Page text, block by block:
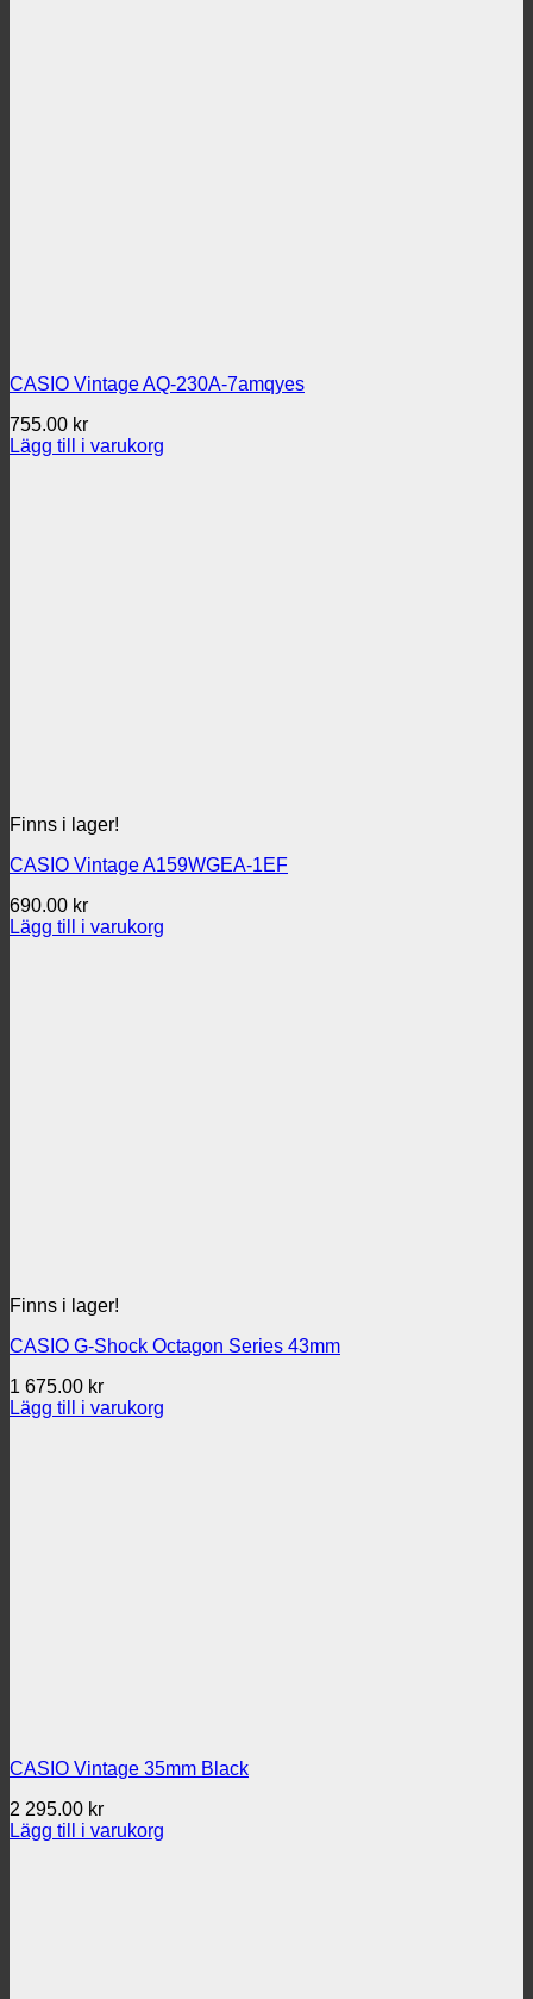
CASIO Vintage AQ-230A-7amqyes
755.00 kr
Lägg till i varukorg
Finns i lager!
CASIO Vintage A159WGEA-1EF
690.00 kr
Lägg till i varukorg
Finns i lager!
CASIO G-Shock Octagon Series 43mm
1 675.00 kr
Lägg till i varukorg
CASIO Vintage 35mm Black
2 295.00 kr
Lägg till i varukorg